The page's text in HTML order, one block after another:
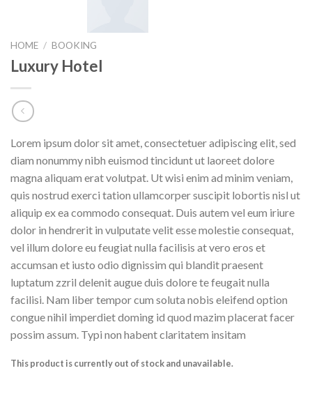
HOME / BOOKING
Luxury Hotel
Lorem ipsum dolor sit amet, consectetuer adipiscing elit, sed
diam nonummy nibh euismod tincidunt ut laoreet dolore
magna aliquam erat volutpat. Ut wisi enim ad minim veniam,
quis nostrud exerci tation ullamcorper suscipit lobortis nisl ut
aliquip ex ea commodo consequat. Duis autem vel eum iriure
dolor in hendrerit in vulputate velit esse molestie consequat,
vel illum dolore eu feugiat nulla facilisis at vero eros et
accumsan et iusto odio dignissim qui blandit praesent
luptatum zzril delenit augue duis dolore te feugait nulla
facilisi. Nam liber tempor cum soluta nobis eleifend option
congue nihil imperdiet doming id quod mazim placerat facer
possim assum. Typi non habent claritatem insitam
This product is currently out of stock and unavailable.